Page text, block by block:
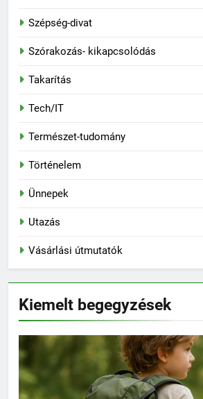
Szépség-divat
Szórakozás- kikapcsolódás
Takarítás
Tech/IT
Természet-tudomány
Történelem
Ünnepek
Utazás
Vásárlási útmutatók
Kiemelt begegyzések